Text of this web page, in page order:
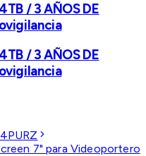
/ 3 AÑOS DE
/ 3 AÑOS DE